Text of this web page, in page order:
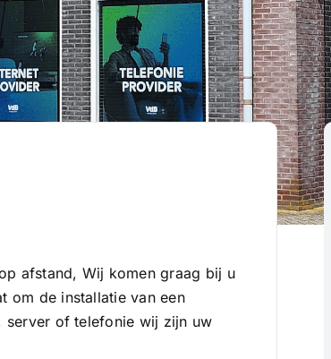
afstand, Wij komen graag bij u
om de installatie van een
server of telefonie wij zijn uw